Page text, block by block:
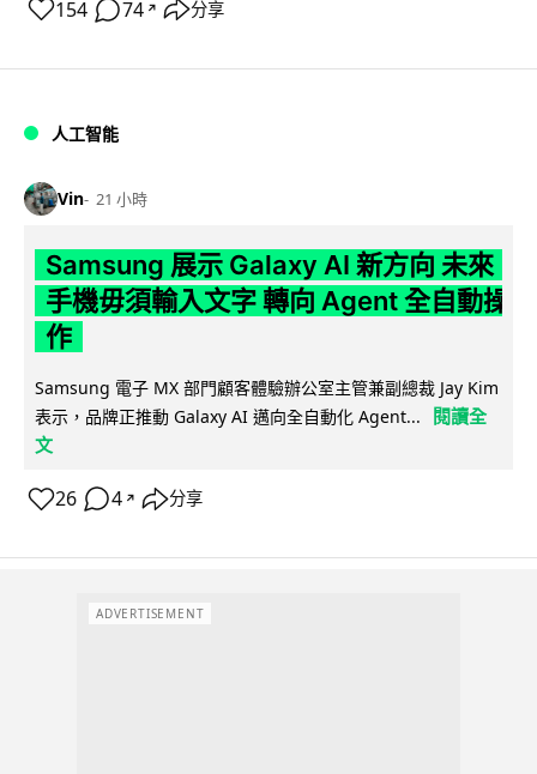
154 74 ↗ 分享
人工智能
Vin 21 小時
Samsung 展示 Galaxy AI 新方向 未來
手機毋須輸入文字 轉向 Agent 全自動操
作
Samsung 電子 MX 部門顧客體驗辦公室主管兼副總裁 Jay Kim
表示，品牌正推動 Galaxy AI 邁向全自動化 Agent...
閱讀全
文
26 4 ↗ 分享
ADVERTISEMENT